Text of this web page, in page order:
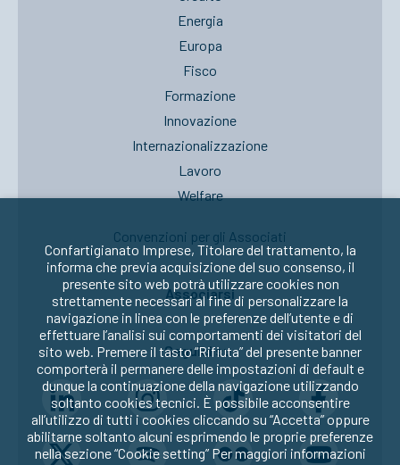
Energia
Europa
Fisco
Formazione
Innovazione
Internazionalizzazione
Lavoro
Welfare
Convenzioni per gli Associati
Associarsi
Seguici su:
Confartigianato Imprese, Titolare del trattamento, la
informa che previa acquisizione del suo consenso, il
presente sito web potrà utilizzare cookies non
strettamente necessari al fine di personalizzare la
navigazione in linea con le preferenze dell’utente e di
effettuare l’analisi sui comportamenti dei visitatori del
sito web. Premere il tasto “Rifiuta” del presente banner
comporterà il permanere delle impostazioni di default e
dunque la continuazione della navigazione utilizzando
soltanto cookies tecnici. È possibile acconsentire
all’utilizzo di tutti i cookies cliccando su “Accetta” oppure
abilitarne soltanto alcuni esprimendo le proprie preferenze
nella sezione “Cookie setting” Per maggiori informazioni